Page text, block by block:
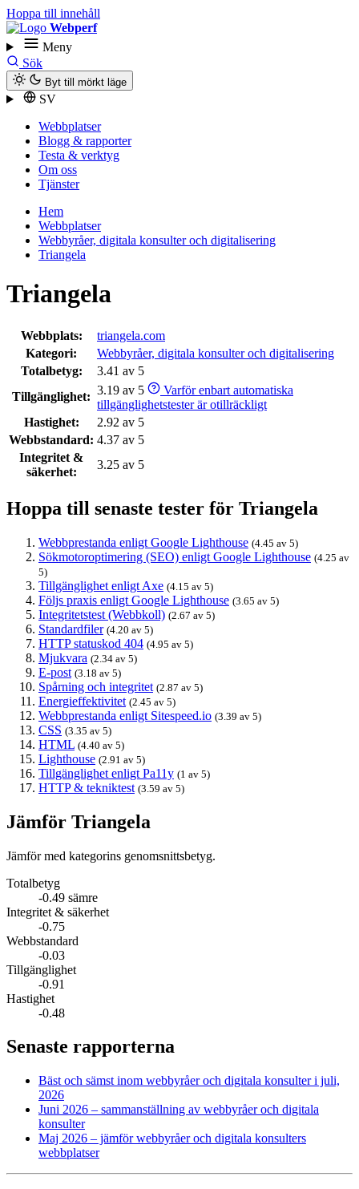
Hoppa till innehåll
Webperf
Meny
Sök
Byt till mörkt läge
SV
Webbplatser
Blogg & rapporter
Testa & verktyg
Om oss
Tjänster
Hem
Webbplatser
Webbyråer, digitala konsulter och digitalisering
Triangela
Triangela
Webbplats:
triangela.com
Kategori:
Webbyråer, digitala konsulter och digitalisering
Totalbetyg:
3.41 av 5
Tillgänglighet: 3.19 av 5
Varför enbart automatiska
tillgänglighetstester är otillräckligt
Hastighet:
2.92 av 5
Webbstandard: 4.37 av 5
Integritet &
säkerhet:
3.25 av 5
Hoppa till senaste tester för Triangela
Webbprestanda enligt Google Lighthouse (4.45 av 5)
Sökmotoroptimering (SEO) enligt Google Lighthouse (4.25 av
5)
Tillgänglighet enligt Axe (4.15 av 5)
Följs praxis enligt Google Lighthouse (3.65 av 5)
Integritetstest (Webbkoll) (2.67 av 5)
Standardfiler (4.20 av 5)
HTTP statuskod 404 (4.95 av 5)
Mjukvara (2.34 av 5)
E-post (3.18 av 5)
Spårning och integritet (2.87 av 5)
Energieffektivitet (2.45 av 5)
Webbprestanda enligt Sitespeed.io (3.39 av 5)
CSS (3.35 av 5)
HTML (4.40 av 5)
Lighthouse (2.91 av 5)
Tillgänglighet enligt Pa11y (1 av 5)
HTTP & tekniktest (3.59 av 5)
Jämför Triangela
Jämför med kategorins genomsnittsbetyg.
Totalbetyg
-0.49 sämre
Integritet & säkerhet
-0.75
Webbstandard
-0.03
Tillgänglighet
-0.91
Hastighet
-0.48
Senaste rapporterna
Bäst och sämst inom webbyråer och digitala konsulter i juli,
2026
Juni 2026 – sammanställning av webbyråer och digitala
konsulter
Maj 2026 – jämför webbyråer och digitala konsulters
webbplatser